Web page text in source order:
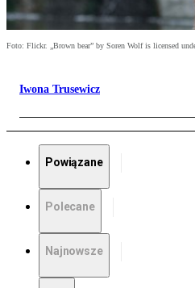
Foto: Flickr. „Brown bear” by Soren Wolf is licensed
Iwona Trusewicz
Powiązane
Polecane
Najnowsze